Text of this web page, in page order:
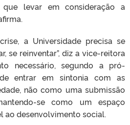
levar em consideração a
a Universidade precisa se
se reinventar”, diz a vice-reitora
necessário, segundo a pró-
entrar em sintonia com as
não como uma submissão
se como um espaço
ao desenvolvimento social.